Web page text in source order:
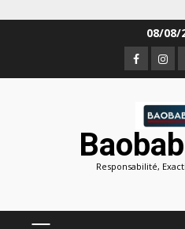
08/08/
Responsabilité,